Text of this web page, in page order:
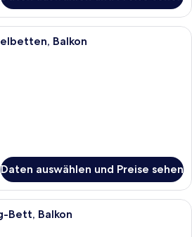
Ein Hotelzimmer mit zwei Betten,
Balkon
Daten auswählen und Preise sehen
Ein Hotelzimmer mit einem großen
Bett, Balkon